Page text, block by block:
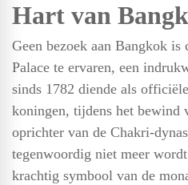
Hart van
Geen bezoek aan Bangkok is
Palace te ervaren, een
sinds 1782 diende als
koningen, tijdens het bewind
oprichter van de Chakri-
tegenwoordig niet meer
krachtig symbool van de